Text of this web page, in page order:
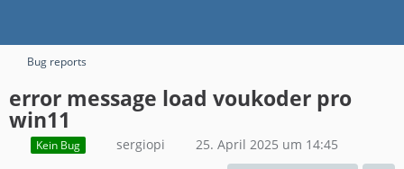
Bug reports
error message load voukoder pro
win11
Kein Bug sergiopi 25. April 2025 um 14:45